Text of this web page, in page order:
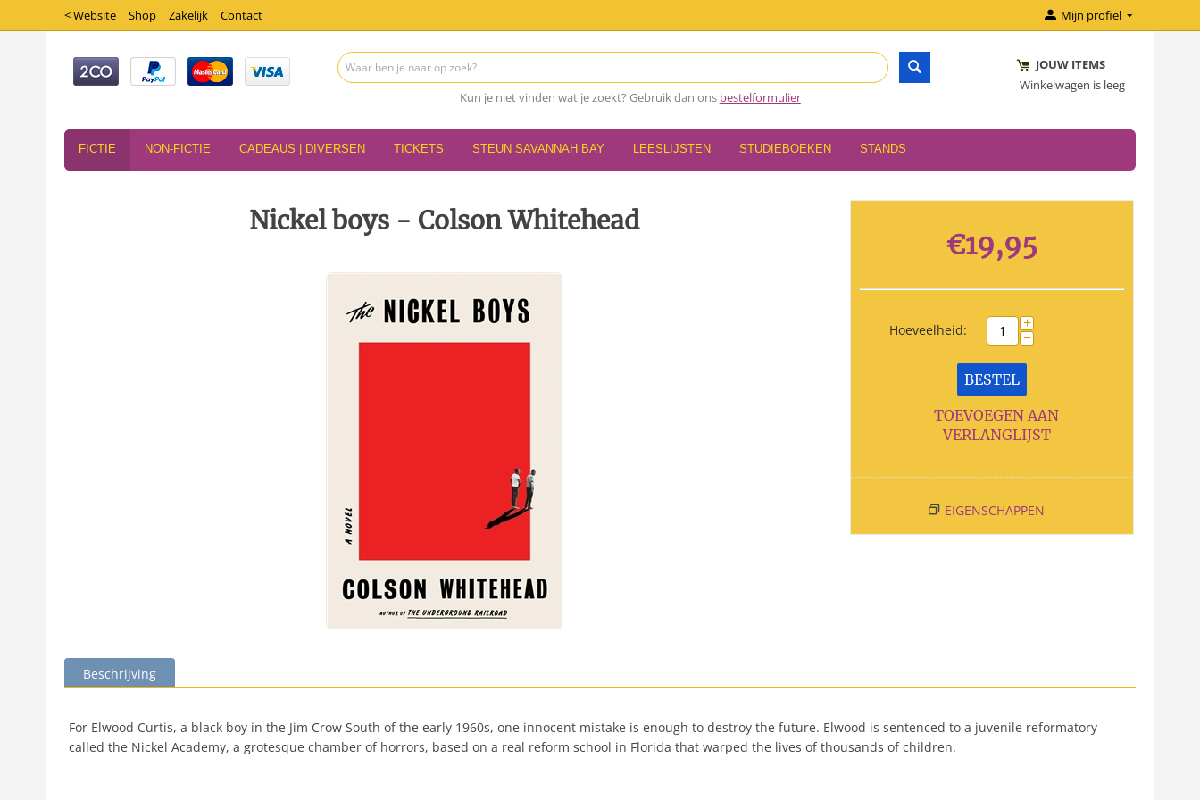
< Website Shop Zakelijk Contact Mijn profiel
Kun je niet vinden wat je zoekt? Gebruik dan ons bestelformulier
JOUW ITEMS
Winkelwagen is leeg
FICTIE NON-FICTIE CADEAUS | DIVERSEN TICKETS STEUN SAVANNAH BAY LEESLIJSTEN STUDIEBOEKEN STANDS
Nickel boys - Colson Whitehead
€19,95
Hoeveelheid: +
−
BESTEL
TOEVOEGEN AAN
VERLANGLIJST
EIGENSCHAPPEN
Beschrijving
For Elwood Curtis, a black boy in the Jim Crow South of the early 1960s, one innocent mistake is enough to destroy the future. Elwood is sentenced to a juvenile reformatory
called the Nickel Academy, a grotesque chamber of horrors, based on a real reform school in Florida that warped the lives of thousands of children.